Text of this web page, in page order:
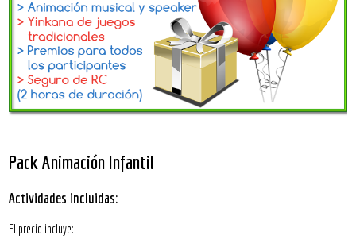
Pack Animación Infantil
Actividades incluidas:
El precio incluye: